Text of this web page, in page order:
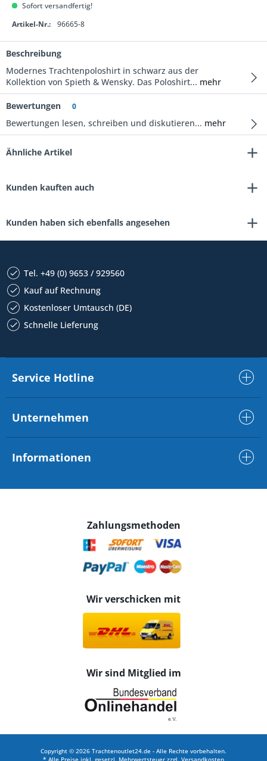
Sofort versandfertig!
Artikel-Nr.:
96665-8
Beschreibung
Modernes Trachtenpoloshirt in schwarz aus der
Kollektion von Spieth & Wensky. Das Poloshirt... mehr
Bewertungen 0
Bewertungen lesen, schreiben und diskutieren... mehr
Ähnliche Artikel
Kunden kauften auch
Kunden haben sich ebenfalls angesehen
Tel. +49 (0) 9653 / 929560
Kauf auf Rechnung
Kostenloser Umtausch (DE)
Schnelle Lieferung
Service Hotline
Unternehmen
Informationen
Zahlungsmethoden
Wir verschicken mit
Wir sind Mitglied im
Copyright © 2026 Trachtenoutlet24.de - Alle Rechte vorbehalten.